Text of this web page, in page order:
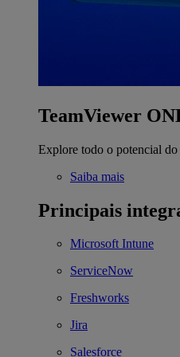
TeamViewer
Explore todo o potencial
Saiba mais
Principais
Microsoft Intune
ServiceNow
Freshworks
Jira
Salesforce